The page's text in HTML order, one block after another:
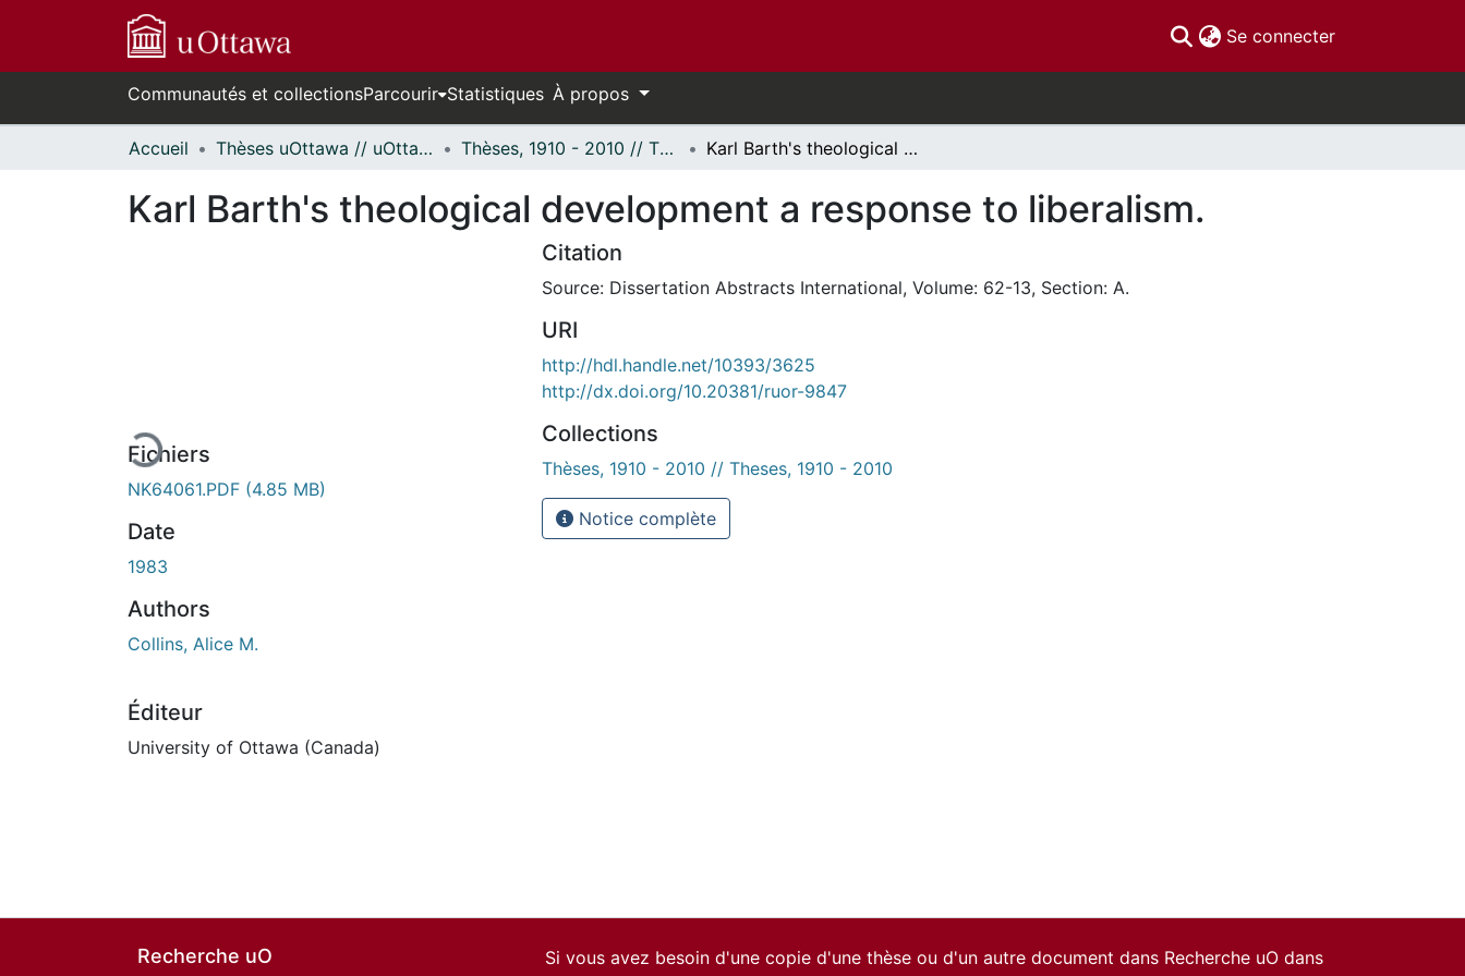
Se connecter(current)
Communautés et collectionsParcourir Statistiques À propos
Accueil Thèses uOttawa // uOttawa Theses Thèses, 1910 - 2010 // Theses, 1910 - 2010 Karl Barth's theological development a response to liberalism.
Karl Barth's theological development a response to liberalism.
Fichiers
NK64061.PDF (4.85 MB)
Date
1983
Authors
Collins, Alice M.
Éditeur
University of Ottawa (Canada)
Citation
Source: Dissertation Abstracts International, Volume: 62-13, Section: A.
URI
http://hdl.handle.net/10393/3625
http://dx.doi.org/10.20381/ruor-9847
Collections
Thèses, 1910 - 2010 // Theses, 1910 - 2010
Notice complète
Recherche uO
Si vous avez besoin d'une copie d'une thèse ou d'un autre document dans Recherche uO dans